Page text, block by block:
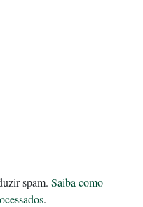
spam. Saiba como
.